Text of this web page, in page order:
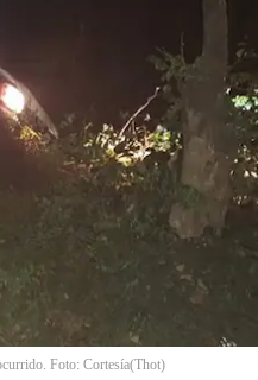
Foto: Cortesía(Thot)